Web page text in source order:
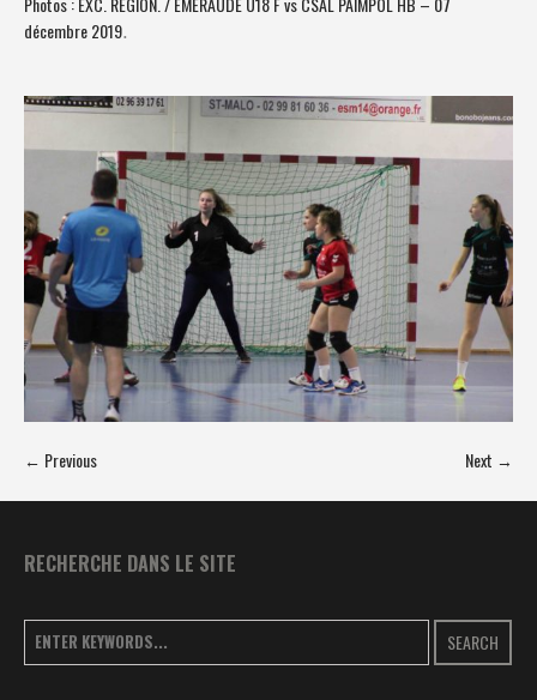
décembre 2019.
← Previous Next →
RECHERCHE DANS LE SITE
SEARCH